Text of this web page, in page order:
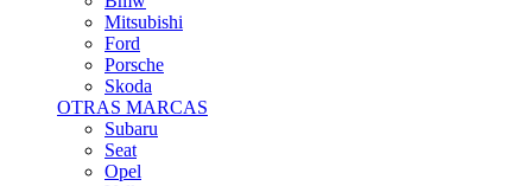
Ford
Porsche
Skoda
OTRAS MARCAS
Subaru
Seat
Opel
Volkswagen